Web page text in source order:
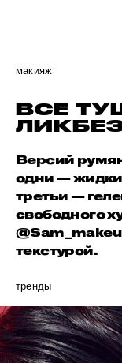
макияж
ВСЕ
Версий
одни —
третьи —
свободного
текстурой.
тренды